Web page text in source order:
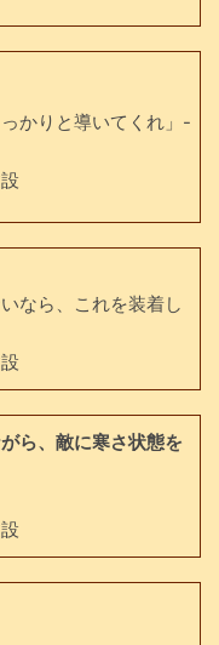
かりと導いてくれ」-
なら、これを装着し
ら、敵に寒さ状態を